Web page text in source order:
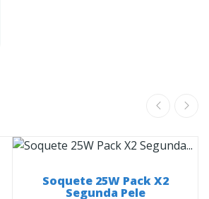
Soquete 25W Pack X2
Segunda Pele